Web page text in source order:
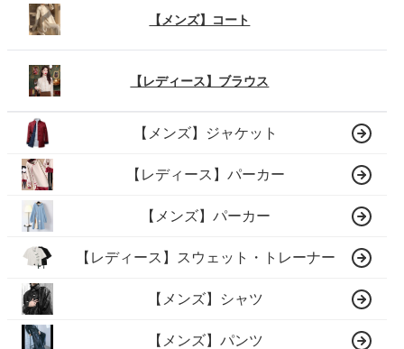
【メンズ】コート
【レディース】ブラウス
【メンズ】ジャケット
【レディース】パーカー
【メンズ】パーカー
【レディース】スウェット・トレーナー
【メンズ】シャツ
【メンズ】パンツ